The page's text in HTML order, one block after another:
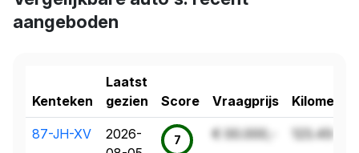
aangeboden
Kenteken
Laatst
gezien
Score Vraagprijs
87-JH-XV
2026-
7 € 00.000,- 123.456 km